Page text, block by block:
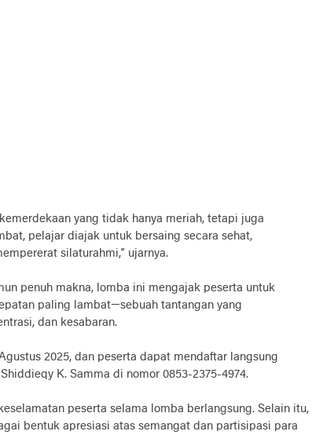
yang tidak hanya meriah, tetapi juga
pelajar diajak untuk bersaing secara sehat,
silaturahmi,” ujarnya.
penuh makna, lomba ini mengajak peserta untuk
paling lambat—sebuah tantangan yang
dan kesabaran.
2025, dan peserta dapat mendaftar langsung
K. Samma di nomor 0853-2375-4974.
peserta selama lomba berlangsung. Selain itu,
bentuk apresiasi atas semangat dan partisipasi para